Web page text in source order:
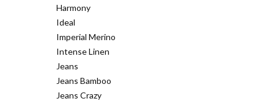
Harmony
Ideal
Imperial Merino
Intense Linen
Jeans
Jeans Bamboo
Jeans Crazy